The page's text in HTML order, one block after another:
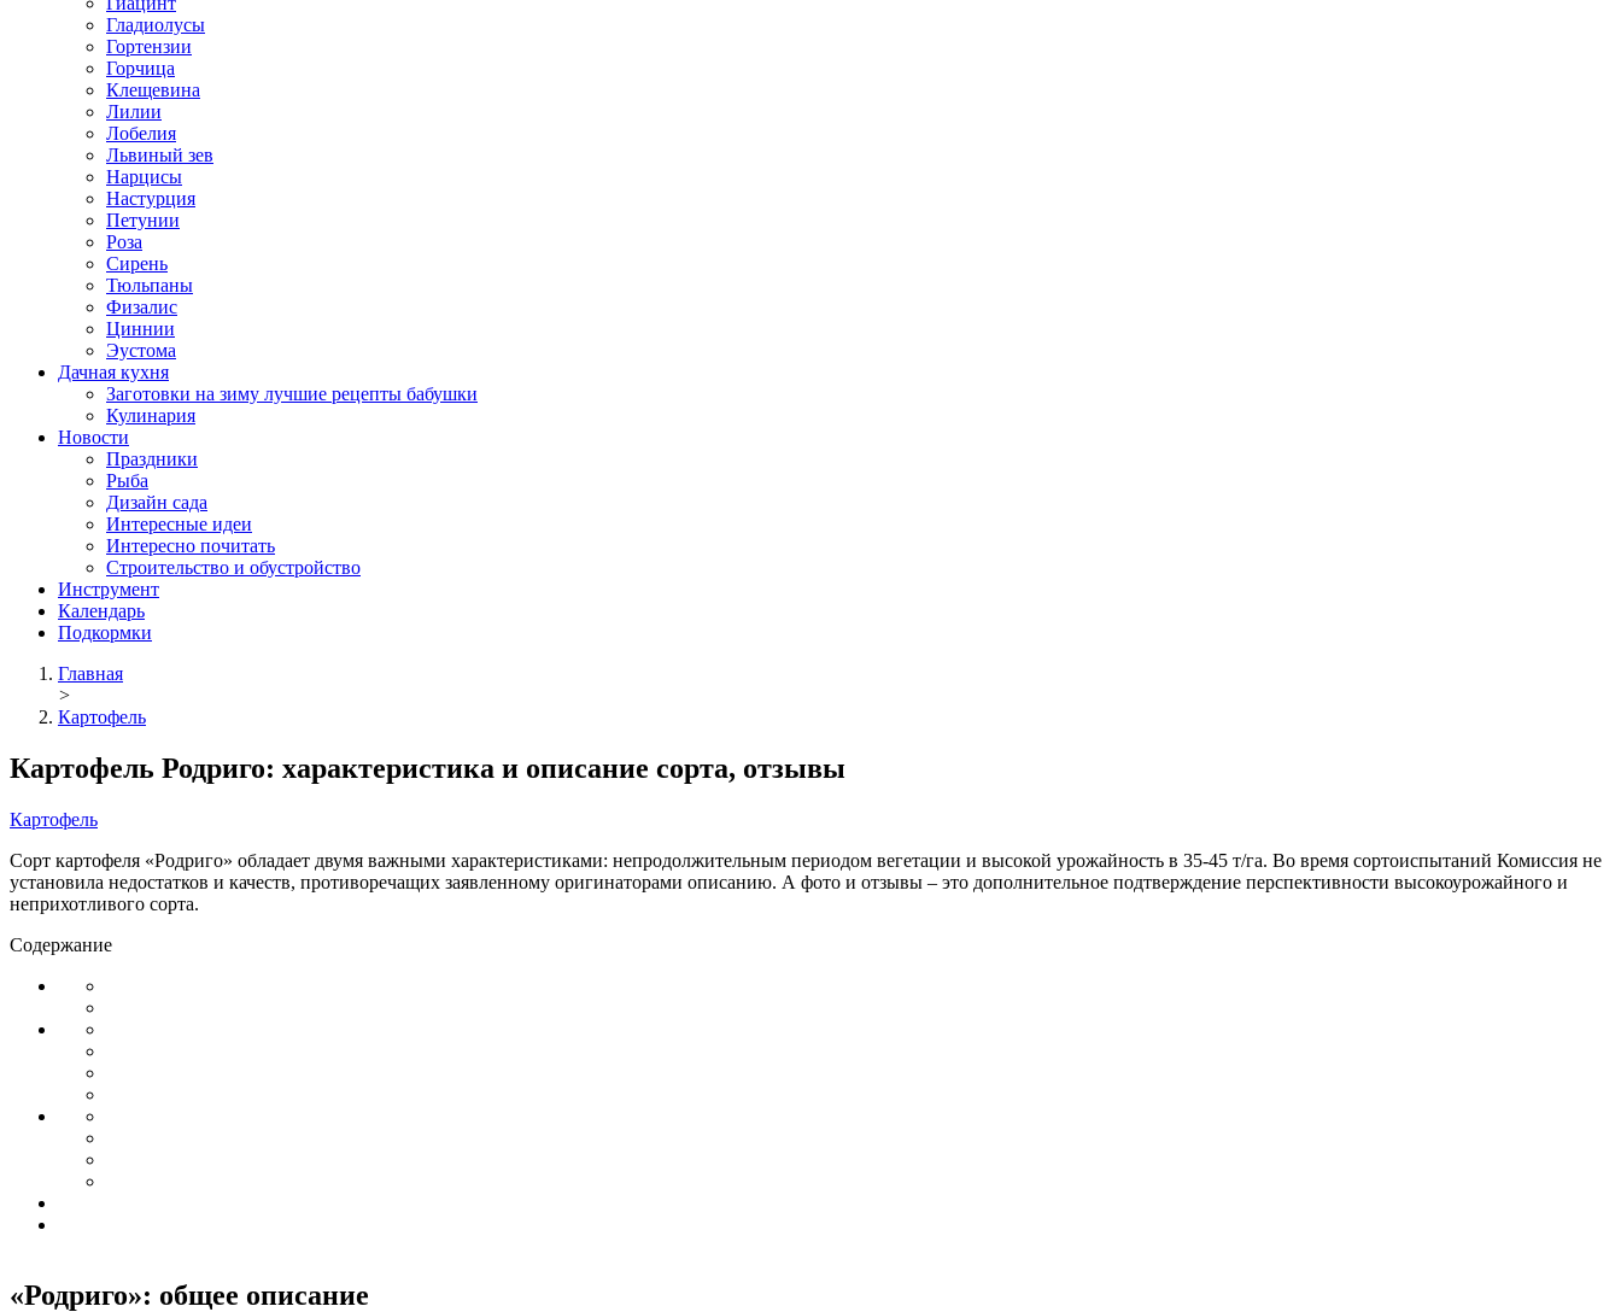
Гладиолусы
Гортензии
Горчица
Клещевина
Лилии
Лобелия
Львиный зев
Нарцисы
Настурция
Петунии
Роза
Сирень
Тюльпаны
Физалис
Циннии
Эустома
Дачная кухня
Заготовки на зиму лучшие рецепты бабушки
Кулинария
Новости
Праздники
Рыба
Дизайн сада
Интересные идеи
Интересно почитать
Строительство и обустройство
Инструмент
Календарь
Подкормки
Главная
>
Картофель
Картофель Родриго: характеристика и описание сорта, отзывы
Картофель
Сорт картофеля «Родриго» обладает двумя важными характеристиками: непродолжительным периодом вегетации и высокой урожайность в 35-45 т/га. Во время сортоиспытаний Комиссия не
установила недостатков и качеств, противоречащих заявленному оригинаторами описанию. А фото и отзывы – это дополнительное подтверждение перспективности высокоурожайного и
неприхотливого сорта.
Содержание
«Родриго»: общее описание